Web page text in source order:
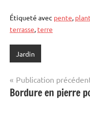
Étiqueté avec pente,
terrasse, terre
Jardin
Navigation
de
Publication
Bordure en pierre